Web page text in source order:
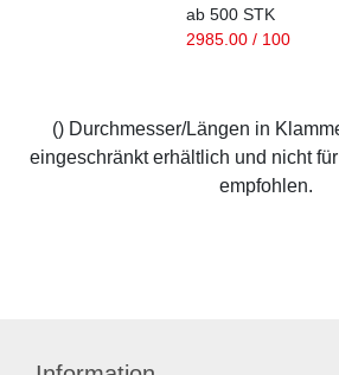
ab 500 STK
2985.00 / 100
() Durchmesser/Längen in
eingeschränkt erhältlich und nicht
empfohlen.